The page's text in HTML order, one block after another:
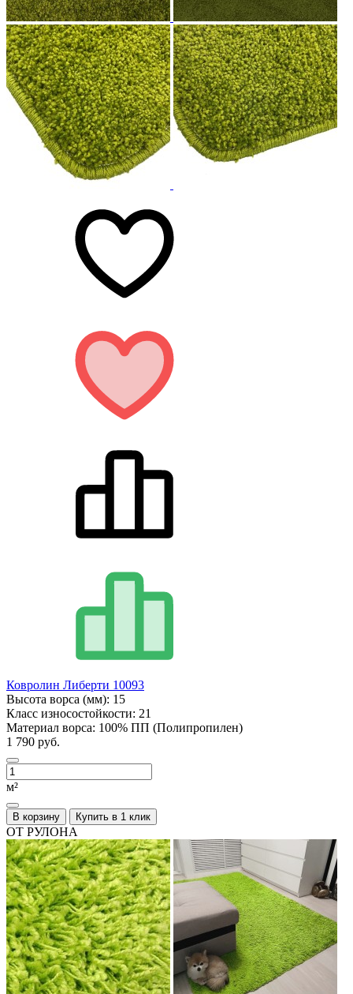
Ковролин Либерти 10093
Высота ворса (мм): 15
Класс износостойкости: 21
Материал ворса: 100% ПП (Полипропилен)
1 790 руб.
м²
В корзину Купить в 1 клик
ОТ РУЛОНА